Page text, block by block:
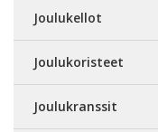
Joulukellot
Joulukoristeet
Joulukranssit